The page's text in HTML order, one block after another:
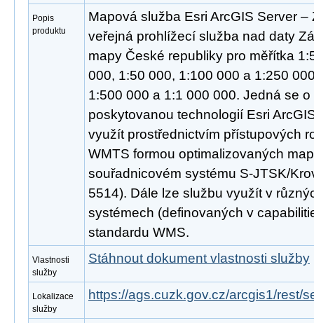
Popis
produktu
Mapová služba Esri ArcGIS Server
veřejná prohlížecí služba nad daty
mapy České republiky pro měřítka
000, 1:50 000, 1:100 000 a 1:250
1:500 000 a 1:1 000 000. Jedná se
poskytovanou technologií Esri
využít prostřednictvím přístupových
WMTS formou optimalizovaných
souřadnicovém systému S-JTSK/
5514). Dále lze službu využít v
systémech (definovaných v
standardu WMS.
Vlastnosti
služby
Stáhnout dokument vlastnosti služby
Lokalizace
služby
https://ags.cuzk.gov.cz/arcgis1/rest/